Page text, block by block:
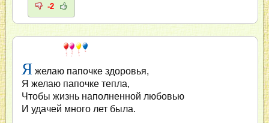
-2
Я желаю папочке здоровья,
Я желаю папочке тепла,
Чтобы жизнь наполненной любовью
И удачей много лет была.